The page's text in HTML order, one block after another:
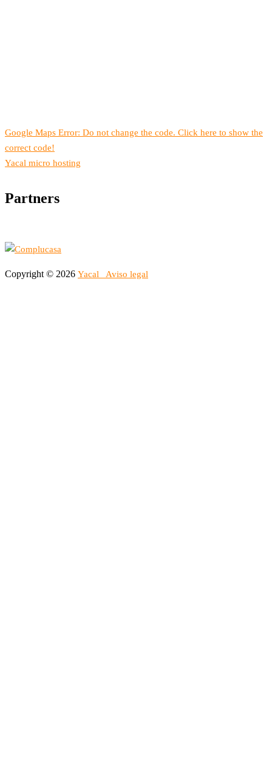
Google Maps Error: Do not change the code. Click here to show the
correct code!
Yacal micro hosting
Partners
Copyright © 2026 Yacal Aviso legal